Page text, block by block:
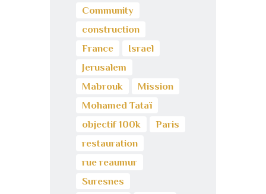
Community
construction
France
Israel
Jerusalem
Mabrouk
Mission
Mohamed Tataï
objectif 100k
Paris
restauration
rue reaumur
Suresnes